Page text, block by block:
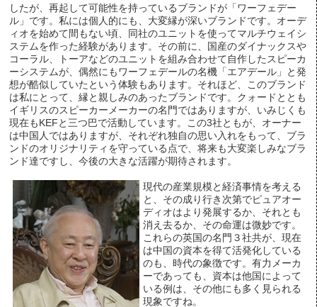
したが、再起して可能性を持っているブランドが「ワーフェデー
ル」です。私には個人的にも、大変縁が深いブランドです。オーデ
ィオを始めて間もない頃、同社のユニットを使ってマルチウェイシ
ステムを作った経験があります。その前に、国産のダイナックスや
コーラル、トーアなどのユニットを組み合わせて自作したスピーカ
ーシステムが、偶然にもワーフェデールの名機「エアデール」と発
想が酷似していたという体験もあります。それほど、このブランド
は私にとって、縁と親しみのあったブランドです。クォードととも
イギリスのスピーカーメーカーの名門ではありますが、いみじくも
現在もKEFと三つ巴で活動しています。この3社ともが、オーナー
は中国人ではありますが、それぞれ独自の思い入れをもって、ブラ
ンドのオリジナリティを守っている点で、将来も大変楽しみなブラ
ンド達ですし、今後の大きな活躍が期待されます。
現代の産業規模と経済事情を考える
と、その成り行き次第でピュアオー
ディオはより発展するか、それとも
消え去るか、その命運は微妙です。
これらの英国の名門３社共が、現在
は中国の資本を得て活発化している
のも、時代の象徴です。有力メーカ
ーであっても、資本は他国によって
いる例は、その他にも多く見られる
現象ですね。